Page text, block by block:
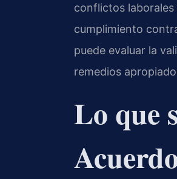
conflictos
cumplimiento
puede evaluar la
remedios
Lo que